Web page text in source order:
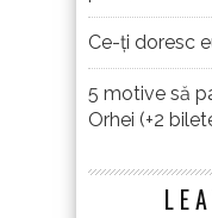
Ce-ți doresc
5 motive să
Orhei (+2